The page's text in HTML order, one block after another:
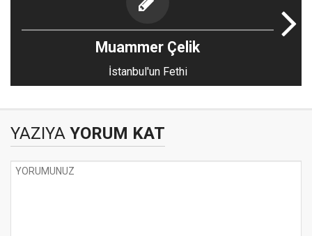
Muammer Çelik
İstanbul'un Fethi
YAZIYA YORUM KAT